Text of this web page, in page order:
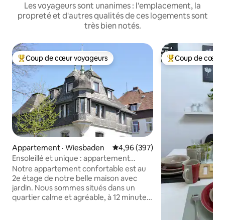
Les voyageurs sont unanimes : l'emplacement, la
propreté et d'autres qualités de ces logements sont
très bien notés.
Coup de cœur voyageurs parmi les plus aimés
Coup de cœur voyageurs
Appartement · Wiesbaden Note moyenne de 4,96 sur 5,
4,96 (397)
Ensoleillé et unique : appartement
mansardé dans une petite villa
Notre appartement confortable est au
2e étage de notre belle maison avec
jardin. Nous sommes situés dans un
quartier calme et agréable, à 12 minutes
Coup de cœur
Coup de cœur